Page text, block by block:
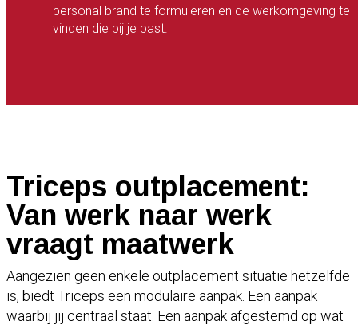
personal brand te formuleren en de werkomgeving te
vinden die bij je past.
Triceps outplacement:
Van werk naar werk
vraagt maatwerk
Aangezien geen enkele outplacement situatie hetzelfde
is, biedt Triceps een modulaire aanpak. Een aanpak
waarbij jij centraal staat. Een aanpak afgestemd op wat